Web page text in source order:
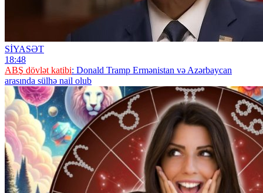
SİYASƏT
18:48
ABŞ dövlət katibi: Donald Tramp Ermənistan və Azərbaycan
arasında sülhə nail olub